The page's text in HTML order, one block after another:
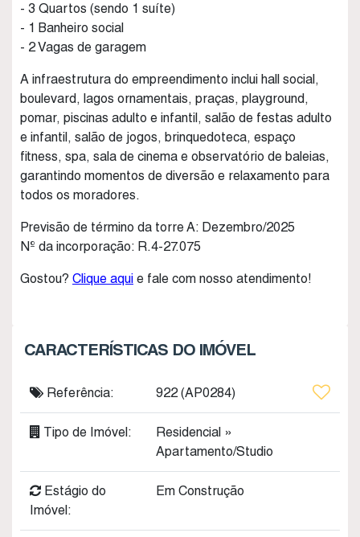
- 3 Quartos (sendo 1 suíte)
- 1 Banheiro social
- 2 Vagas de garagem
A infraestrutura do empreendimento inclui hall social,
boulevard, lagos ornamentais, praças, playground,
pomar, piscinas adulto e infantil, salão de festas adulto
e infantil, salão de jogos, brinquedoteca, espaço
fitness, spa, sala de cinema e observatório de baleias,
garantindo momentos de diversão e relaxamento para
todos os moradores.
Previsão de término da torre A: Dezembro/2025
Nº da incorporação: R.4-27.075
Gostou? Clique aqui e fale com nosso atendimento!
CARACTERÍSTICAS DO IMÓVEL
Referência: 922(AP0284)
Tipo de Imóvel: Residencial »
Apartamento/Studio
Estágio do
Imóvel:
Em Construção